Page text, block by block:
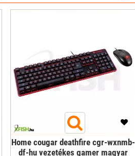
Home cougar deathfire cgr-wxnmb-
df-hu vezetékes gamer magyar